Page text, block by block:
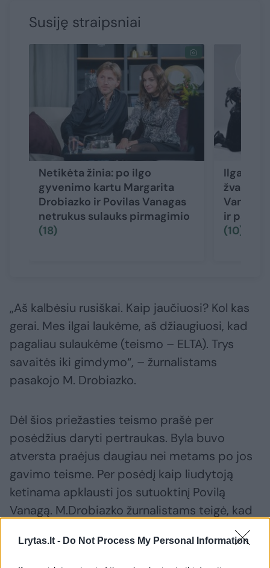
Lrytas.lt - Do Not Process My Personal Information
Susiję straipsniai
Netikėta žinia: po ilgo
gyvenimo kartu Margarita
Drobiazko ir Povilas Vanagas
netrukus sulauks pirmagimio
(18)
Ilgai
ir
(10)
„Aš kalbėsiu rusiškai. Kaip jaučiuosi? Kol kas
gerai. Mes ilgai laukėme, aš džiaugiuosi, kad
pagaliau sulaukėme (teismo – ELTA). Trys
savaitės iki gimdymo“, – žurnalistams
pasakojo M. Drobiazko.
Dėl šios priežasties teismo prašė per
posėdžius daryti pertraukas. Byla buvo
atversta praėjus daugiau nei metams po jos
gavimo teisme. Per posėdį kaip liudytoją
ketinama apklausti jos sutuoktinį Povilą
Vanagą. M.Drobiazko žurnalistams teigė, kad